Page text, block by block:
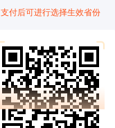
支付后可进行选择生效省份